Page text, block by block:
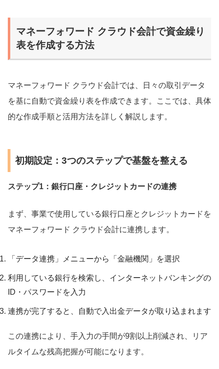
マネーフォワード クラウド会計で資金繰り
表を作成する方法
マネーフォワード クラウド会計では、日々の取引データ
を基に自動で資金繰り表を作成できます。ここでは、具体
的な作成手順と活用方法を詳しく解説します。
初期設定：3つのステップで基盤を整える
ステップ1：銀行口座・クレジットカードの連携
まず、事業で使用している銀行口座とクレジットカードを
マネーフォワード クラウド会計に連携します。
「データ連携」メニューから「金融機関」を選択
利用している銀行を検索し、インターネットバンキングの
ID・パスワードを入力
連携が完了すると、自動で入出金データが取り込まれます
この連携により、手入力の手間が9割以上削減され、リア
ルタイムな残高把握が可能になります。